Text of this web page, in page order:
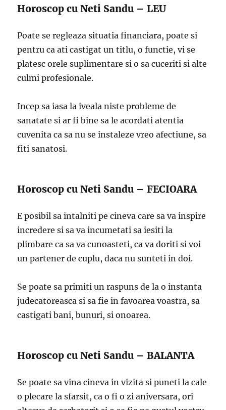
Horoscop cu Neti Sandu – LEU
Poate se regleaza situatia financiara, poate si
pentru ca ati castigat un titlu, o functie, vi se
platesc orele suplimentare si o sa cuceriti si alte
culmi profesionale.
Incep sa iasa la iveala niste probleme de
sanatate si ar fi bine sa le acordati atentia
cuvenita ca sa nu se instaleze vreo afectiune, sa
fiti sanatosi.
Horoscop cu Neti Sandu – FECIOARA
E posibil sa intalniti pe cineva care sa va inspire
incredere si sa va incumetati sa iesiti la
plimbare ca sa va cunoasteti, ca va doriti si voi
un partener de cuplu, daca nu sunteti in doi.
Se poate sa primiti un raspuns de la o instanta
judecatoreasca si sa fie in favoarea voastra, sa
castigati bani, bunuri, si onoarea.
Horoscop cu Neti Sandu – BALANTA
Se poate sa vina cineva in vizita si puneti la cale
o plecare la sfarsit, ca o fi o zi aniversara, ori